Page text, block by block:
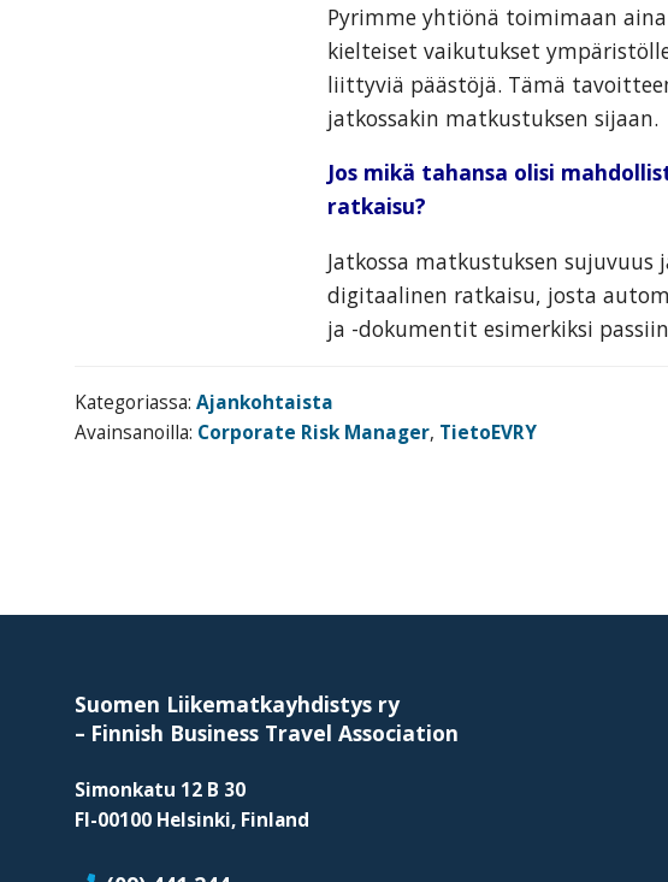
Pyrimme yhtiönä toimimaan
kielteiset vaikutukset
liittyviä päästöjä. Tämä
jatkossakin matkustuksen sijaan.
Jos mikä tahansa olisi
ratkaisu?
Jatkossa matkustuksen sujuvuus
digitaalinen ratkaisu, josta
ja -dokumentit esimerkiksi
Kategoriassa: Ajankohtaista
Avainsanoilla: Corporate Risk Manager, TietoEVRY
Suomen Liikematkayhdistys ry
– Finnish Business Travel Association
Simonkatu 12 B 30
FI-00100 Helsinki, Finland